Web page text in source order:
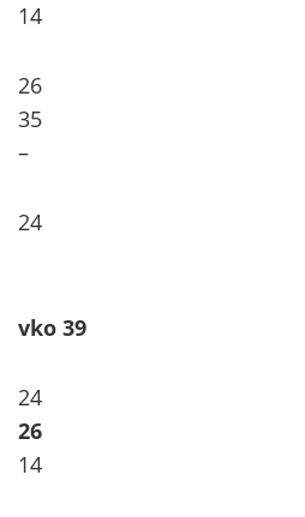
14
26
35
–
24
vko 39
24
26
14